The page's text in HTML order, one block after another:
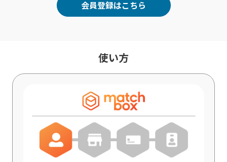
会員登録はこちら
使い方